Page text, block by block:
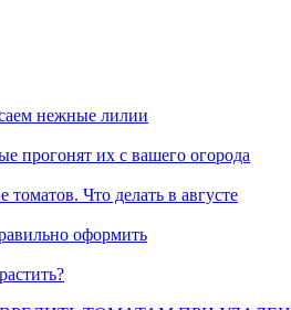
нежные лилии
прогонят их с вашего огорода
томатов. Что делать в августе
оформить